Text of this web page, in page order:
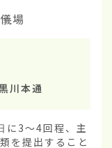
川本通
に3〜4回程、主
を提出すること